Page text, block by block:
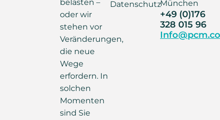
oder wir
stehen vor
Veränderungen,
die neue
Wege
erfordern. In
solchen
Momenten
sind Sie
DatenschutzMünchen
+49 (0)176
328 015 96